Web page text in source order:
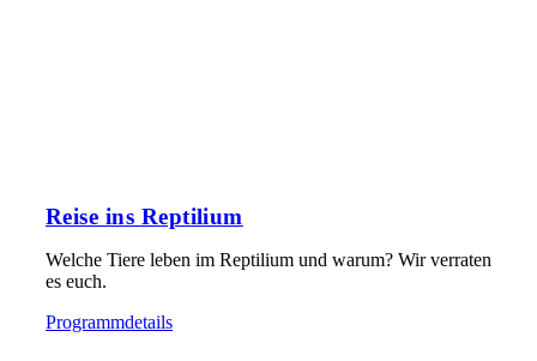
Reise ins Reptilium
Welche Tiere leben im Reptilium und warum? Wir verraten
es euch.
Programmdetails